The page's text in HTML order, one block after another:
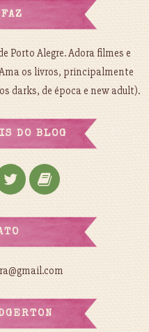
Porto Alegre. Adora filmes e
os livros, principalmente
darks, de época e new adult).
DO BLOG